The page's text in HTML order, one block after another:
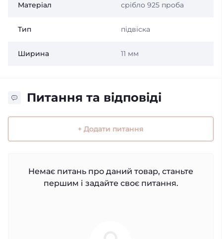
Матеріал срібло 925 проба
Тип підвіска
Ширина 11 мм
Питання та відповіді
+ Додати питання
Немає питань про даний товар, станьте
першим і задайте своє питання.